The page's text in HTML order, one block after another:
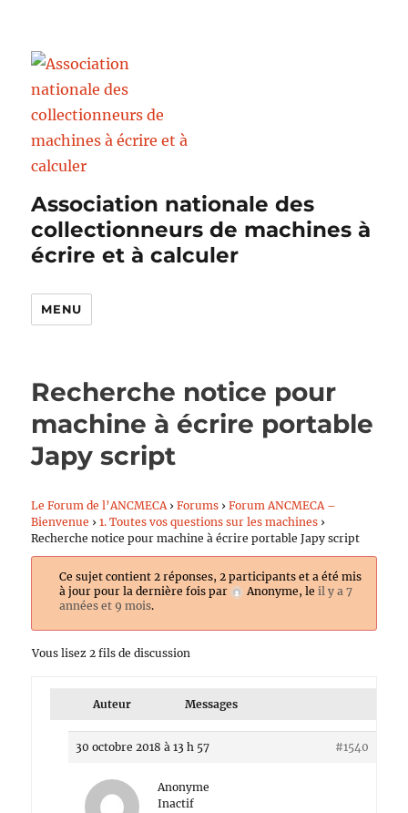
Association nationale des
collectionneurs de machines à
écrire et à calculer
MENU
Recherche notice pour
machine à écrire portable
Japy script
Le Forum de l’ANCMECA › Forums › Forum ANCMECA –
Bienvenue › 1. Toutes vos questions sur les machines ›
Recherche notice pour machine à écrire portable Japy script
Ce sujet contient 2 réponses, 2 participants et a été mis
à jour pour la dernière fois par
Anonyme, le il y a 7
années et 9 mois.
Vous lisez 2 fils de discussion
Auteur Messages
30 octobre 2018 à 13 h 57 #1540
Anonyme
Inactif